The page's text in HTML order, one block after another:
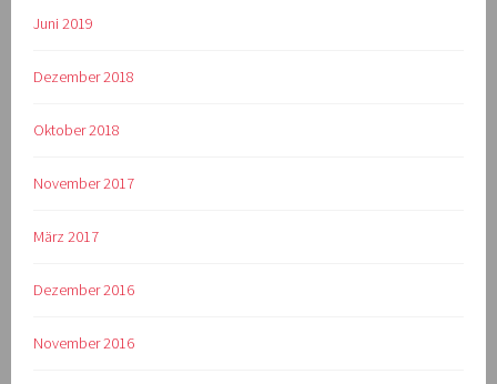
Juni 2019
Dezember 2018
Oktober 2018
November 2017
März 2017
Dezember 2016
November 2016